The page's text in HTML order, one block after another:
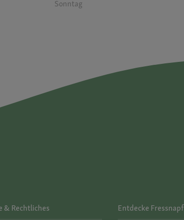
Sonntag
& Rechtliches Entdecke Fressnapf